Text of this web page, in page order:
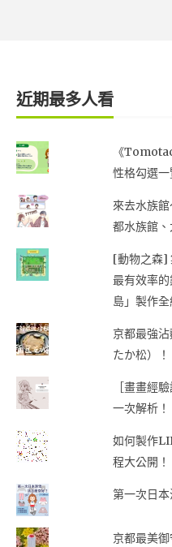
近期最多人看
《
性格勾選一
來去水族
都水族館、
[動物之森]
最有效率
島」製作全
京都最強
たか松）！
［畫畫經
一次解析！
如何製作
程大公開！
第一次日
京都最美